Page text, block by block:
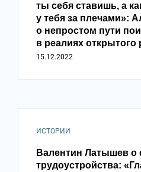
ты себя ставишь, а
у тебя за плечами»:
о непростом пути
в реалиях открытого
15.12.2022
ИСТОРИИ
Валентин Латышев о
трудоустройства: